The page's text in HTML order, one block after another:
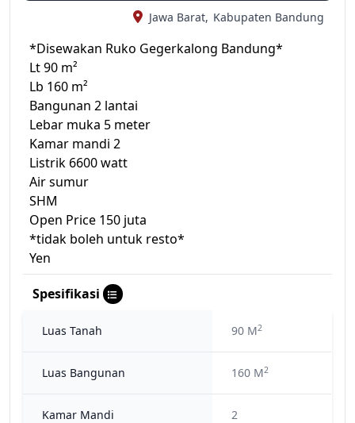
Jawa Barat, Kabupaten Bandung
*Disewakan Ruko Gegerkalong Bandung*
Lt 90 m²
Lb 160 m²
Bangunan 2 lantai
Lebar muka 5 meter
Kamar mandi 2
Listrik 6600 watt
Air sumur
SHM
Open Price 150 juta
*tidak boleh untuk resto*
Yen
Spesifikasi
Luas Tanah 90 M2
Luas Bangunan 160 M2
Kamar Mandi 2